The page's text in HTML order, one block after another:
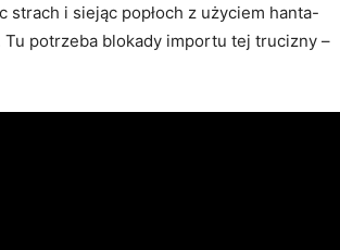
i siejąc popłoch z użyciem hanta-
potrzeba blokady importu tej trucizny –